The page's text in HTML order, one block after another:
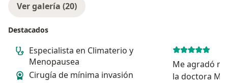
Ver galería (20)
Destacados
Especialista en Climaterio y
Menopausea
Cirugía de mínima invasión
Me agradó
la doctora